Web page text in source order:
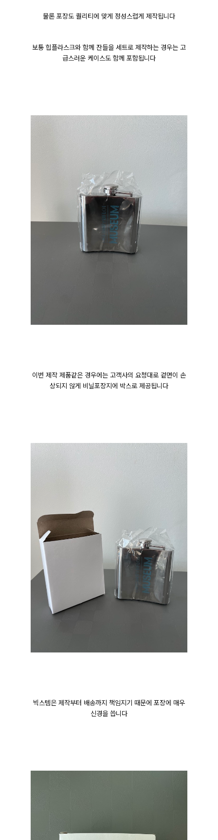
물론 포장도 퀄리티에 맞게 정성스럽게 제작됩니다
보통 힙플라스크와 함께 잔들을 세트로 제작하는 경우는 고
급스러운 케이스도 함께 포함됩니다
이번 제작 제품같은 경우에는 고객사의 요청대로 겉면이 손
상되지 않게 비닐포장지에 박스로 제공됩니다
빅스템은 제작부터 배송까지 책임지기 때문에 포장에 매우
신경을 씁니다